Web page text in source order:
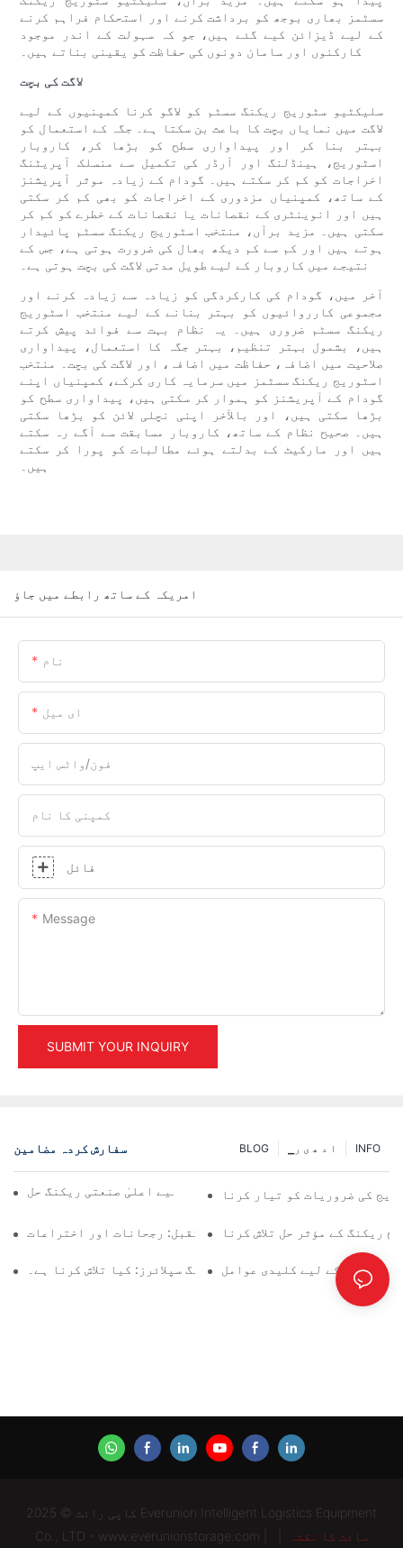
سسٹمز بھاری بوجھ کو برداشت کرنے اور استحکام فراہم کرنے
کے لیے ڈیزائن کیے گئے ہیں، جو کہ سہولت کے اندر موجود
کارکنوں اور سامان دونوں کی حفاظت کو یقینی بناتے ہیں۔
لاگت کی بچت
سلیکٹیو سٹوریج ریکنگ سسٹم کو لاگو کرنا کمپنیوں کے لیے
لاگت میں نمایاں بچت کا باعث بن سکتا ہے۔ جگہ کے استعمال کو
بہتر بنا کر اور پیداواری سطح کو بڑھا کر، کاروبار
اسٹوریج، ہینڈلنگ اور آرڈر کی تکمیل سے منسلک آپریٹنگ
اخراجات کو کم کر سکتے ہیں۔ گودام کے زیادہ موثر آپریشنز
کے ساتھ، کمپنیاں مزدوری کے اخراجات کو بھی کم کر سکتی
ہیں اور انوینٹری کے نقصانات یا نقصانات کے خطرے کو کم کر
سکتی ہیں۔ مزید برآں، منتخب اسٹوریج ریکنگ سسٹم پائیدار
ہوتے ہیں اور کم سے کم دیکھ بھال کی ضرورت ہوتی ہے، جس کے
نتیجے میں کاروبار کے لیے طویل مدتی لاگت کی بچت ہوتی ہے۔
آخر میں، گودام کی کارکردگی کو زیادہ سے زیادہ کرنے اور
مجموعی کارروائیوں کو بہتر بنانے کے لیے منتخب اسٹوریج
ریکنگ سسٹم ضروری ہیں۔ یہ نظام بہت سے فوائد پیش کرتے
ہیں، بشمول بہتر تنظیم، بہتر جگہ کا استعمال، پیداواری
صلاحیت میں اضافہ، حفاظت میں اضافہ، اور لاگت کی بچت۔ منتخب
اسٹوریج ریکنگ سسٹمز میں سرمایہ کاری کرکے، کمپنیاں اپنے
گودام کے آپریشنز کو ہموار کر سکتی ہیں، پیداواری سطح کو
بڑھا سکتی ہیں، اور بالآخر اپنی نچلی لائن کو بڑھا سکتی
ہیں۔ صحیح نظام کے ساتھ، کاروبار مسابقت سے آگے رہ سکتے
ہیں اور مارکیٹ کے بدلتے ہوئے مطالبات کو پورا کر سکتے
ہیں۔
امریکہ کے ساتھ رابطے میں جاؤ
نام
ای میل
فون/واٹس ایپ
کمپنی کا نام
فائل
Message
SUBMIT YOUR INQUIRY
سفارش کردہ مضامین INFO ▁ا د ھ ی ر BLOG
گودام کے موثر انتظام کے لیے اعلیٰ صنعتی ریکنگ حل
کی ضروریات کو تیار کرنا
پیلیٹ ریک حل کا مستقبل: رجحانات اور اختراعات
ریکنگ کے مؤثر حل تلاش کرنا
گودام ریکنگ سپلائرز: کیا تلاش کرنا ہے۔انتخاب کے لیے کلیدی عوامل
کاپی رائٹ © 2025 Everunion Intelligent Logistics Equipment
Co., LTD - www.everunionstorage.com |
سائٹ کا نقشہ